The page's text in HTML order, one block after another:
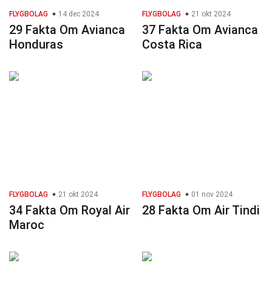
FLYGBOLAG 14 dec 2024
29 Fakta Om Avianca
Honduras
FLYGBOLAG 21 okt 2024
37 Fakta Om Avianca
Costa Rica
FLYGBOLAG 21 okt 2024
34 Fakta Om Royal Air
Maroc
FLYGBOLAG 01 nov 2024
28 Fakta Om Air Tindi